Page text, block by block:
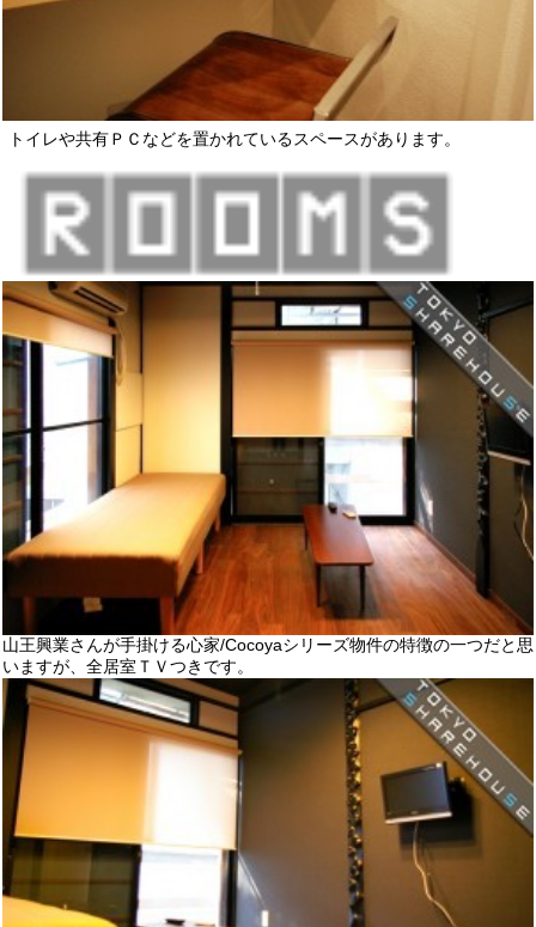
トイレや共有ＰＣなどを置かれているスペースがあります。
山王興業さんが手掛ける心家/Cocoyaシリーズ物件の特徴の一つだと思
いますが、全居室ＴＶつきです。